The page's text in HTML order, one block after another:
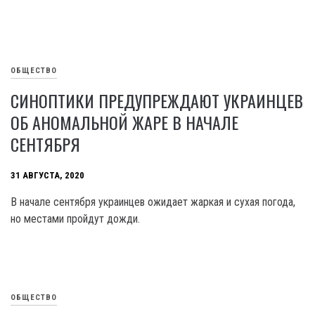
ОБЩЕСТВО
СИНОПТИКИ ПРЕДУПРЕЖДАЮТ УКРАИНЦЕВ
ОБ АНОМАЛЬНОЙ ЖАРЕ В НАЧАЛЕ
СЕНТЯБРЯ
31 АВГУСТА, 2020
В начале сентября украинцев ожидает жаркая и сухая погода,
но местами пройдут дожди.
ОБЩЕСТВО